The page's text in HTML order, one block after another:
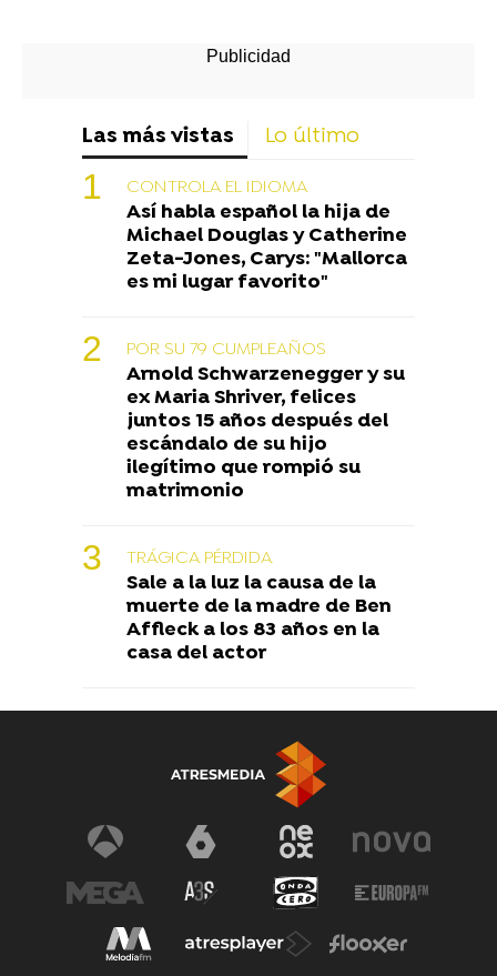
Las más vistas Lo último
CONTROLA EL IDIOMA
Así habla español la hija de
Michael Douglas y Catherine
Zeta-Jones, Carys: "Mallorca
es mi lugar favorito"
POR SU 79 CUMPLEAÑOS
Arnold Schwarzenegger y su
ex Maria Shriver, felices
juntos 15 años después del
escándalo de su hijo
ilegítimo que rompió su
matrimonio
TRÁGICA PÉRDIDA
Sale a la luz la causa de la
muerte de la madre de Ben
Affleck a los 83 años en la
casa del actor